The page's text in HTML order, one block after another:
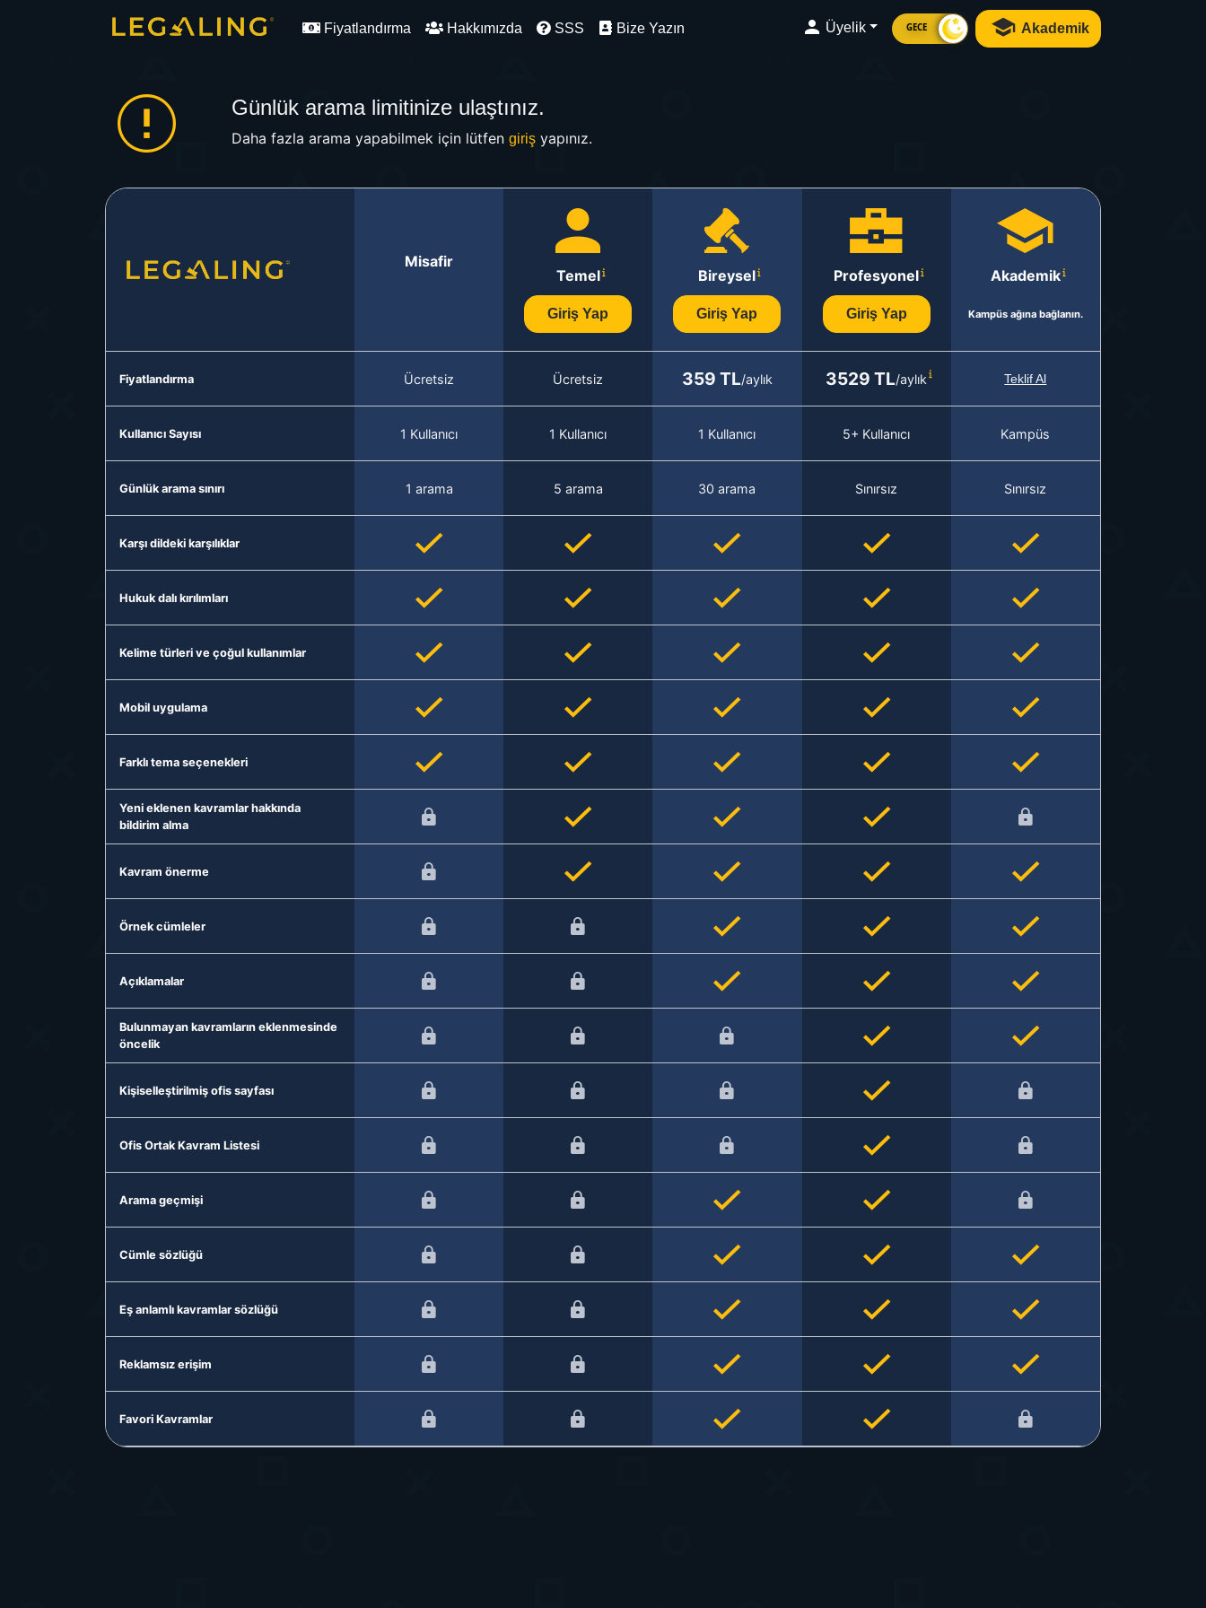
Fiyatlandırma Hakkımızda SSS Bize Yazın Üyelik GECE Akademik
Günlük arama limitinize ulaştınız.
Daha fazla arama yapabilmek için lütfen girişyapınız.
Misafir
Temel
Giriş Yap
Bireysel
Giriş Yap
Profesyonel
Giriş Yap
Akademik
Kampüs ağına bağlanın.
Fiyatlandırma Ücretsiz Ücretsiz 359 TL/aylık 3529 TL/aylık Teklif Al
Kullanıcı Sayısı 1 Kullanıcı 1 Kullanıcı 1 Kullanıcı 5+ Kullanıcı Kampüs
Günlük arama sınırı 1 arama 5 arama 30 arama Sınırsız Sınırsız
Karşı dildeki karşılıklar
Hukuk dalı kırılımları
Kelime türleri ve çoğul kullanımlar
Mobil uygulama
Farklı tema seçenekleri
Yeni eklenen kavramlar hakkında
bildirim alma
Kavram önerme
Örnek cümleler
Açıklamalar
Bulunmayan kavramların eklenmesinde
öncelik
Kişiselleştirilmiş ofis sayfası
Ofis Ortak Kavram Listesi
Arama geçmişi
Cümle sözlüğü
Eş anlamlı kavramlar sözlüğü
Reklamsız erişim
Favori Kavramlar